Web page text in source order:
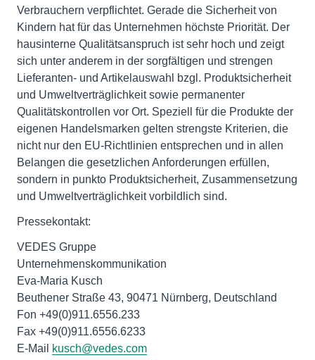
Verbrauchern verpflichtet. Gerade die Sicherheit von
Kindern hat für das Unternehmen höchste Priorität. Der
hausinterne Qualitätsanspruch ist sehr hoch und zeigt
sich unter anderem in der sorgfältigen und strengen
Lieferanten- und Artikelauswahl bzgl. Produktsicherheit
und Umweltverträglichkeit sowie permanenter
Qualitätskontrollen vor Ort. Speziell für die Produkte der
eigenen Handelsmarken gelten strengste Kriterien, die
nicht nur den EU-Richtlinien entsprechen und in allen
Belangen die gesetzlichen Anforderungen erfüllen,
sondern in punkto Produktsicherheit, Zusammensetzung
und Umweltverträglichkeit vorbildlich sind.
Pressekontakt:
VEDES Gruppe
Unternehmenskommunikation
Eva-Maria Kusch
Beuthener Straße 43, 90471 Nürnberg, Deutschland
Fon +49(0)911.6556.233
Fax +49(0)911.6556.6233
E-Mail
kusch@vedes.com